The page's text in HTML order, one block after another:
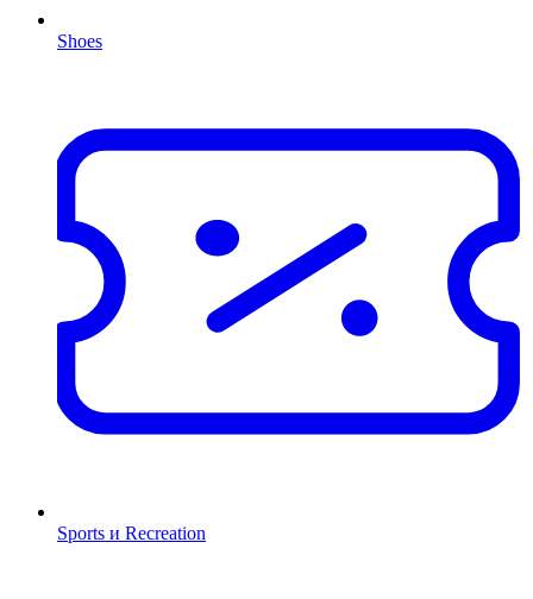
Shoes
Sports и Recreation